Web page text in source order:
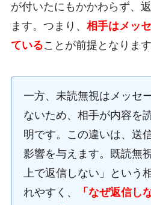
が付いたにもかかわらず、
ます。つまり、 相手はメッ
ていることが前提となります
一方、未読無視はメッセ
ないため、相手が内容を
明です。この違いは、送
影響を与えます。既読無
上で返信しない」という
れやすく、
「なぜ返信し